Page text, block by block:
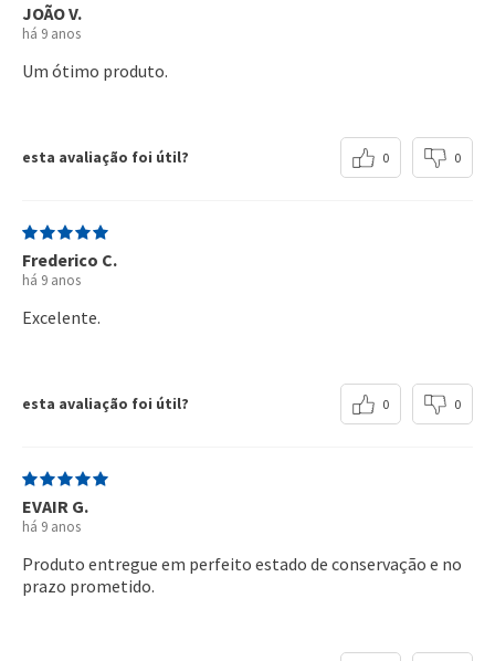
JOÃO V.
há 9 anos
Um ótimo produto.
esta avaliação foi útil? 0 0
Frederico C.
há 9 anos
Excelente.
esta avaliação foi útil? 0 0
EVAIR G.
há 9 anos
Produto entregue em perfeito estado de conservação e no
prazo prometido.